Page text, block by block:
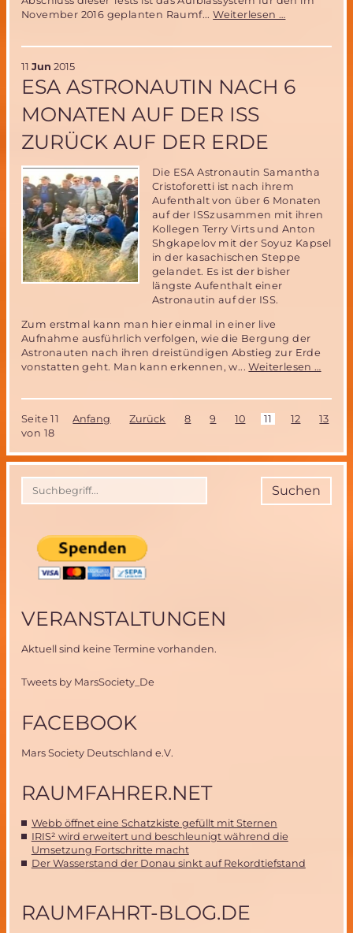
November 2016 geplanten Raumf...Weiterlesen …
im
2
der
MSD
11 Jun 2015
ESA ASTRONAUTIN NACH 6
MONATEN AUF DER ISS
ZURÜCK AUF DER ERDE
Die ESA Astronautin Samantha
Cristoforetti ist nach ihrem
Aufenthalt von über 6 Monaten
auf der ISSzusammen mit ihren
Kollegen Terry Virts und Anton
Shgkapelov mit der Soyuz Kapsel
in der kasachischen Steppe
gelandet. Es ist der bisher
längste Aufenthalt einer
Astronautin auf der ISS.
Zum erstmal kann man hier einmal in einer live
Aufnahme ausführlich verfolgen, wie die Bergung der
Astronauten nach ihren dreistündigen Abstieg zur Erde
vonstatten geht. Man kann erkennen, w...Weiterlesen …
der
ISS
der
Seite 11
von 18
Anfang Zurück 8 9 10 11 12 13
Suchen
VERANSTALTUNGEN
Aktuell sind keine Termine vorhanden.
Tweets by MarsSociety_De
FACEBOOK
Mars Society Deutschland e.V.
RAUMFAHRER.NET
Webb öffnet eine Schatzkiste gefüllt mit Sternen
IRIS² wird erweitert und beschleunigt während die
Umsetzung Fortschritte macht
Der Wasserstand der Donau sinkt auf Rekordtiefstand
RAUMFAHRT-BLOG.DE